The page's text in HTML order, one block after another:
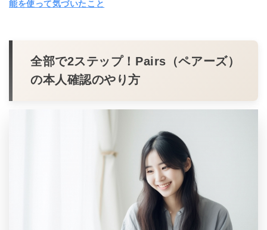
能を使って気づいたこと
全部で2ステップ！Pairs（ペアーズ）
の本人確認のやり方